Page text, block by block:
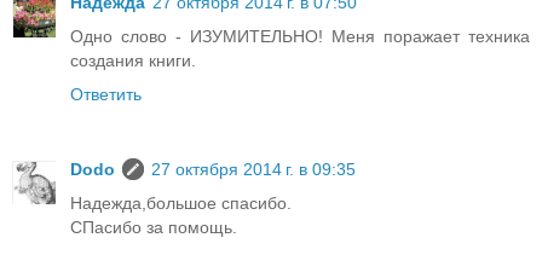
Одно слово - ИЗУМИТЕЛЬНО! Меня поражает техника
создания книги.
Ответить
Dodo
27 октября 2014 г. в 09:35
Надежда,большое спасибо.
СПасибо за помощь.